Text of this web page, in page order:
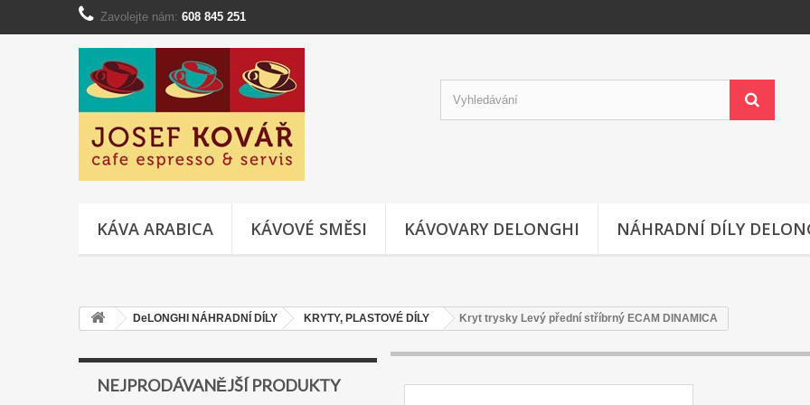
Zavolejte nám: 608 845 251
KÁVA ARABICA KÁVOVÉ SMĚSI KÁVOVARY DELONGHI NÁHRADNÍ DÍLY
DeLONGHI NÁHRADNÍ DÍLY KRYTY, PLASTOVÉ DÍLY Kryt trysky Levý přední stříbrný ECAM DINAMICA
NEJPRODÁVANĚJŠÍ PRODUKTY